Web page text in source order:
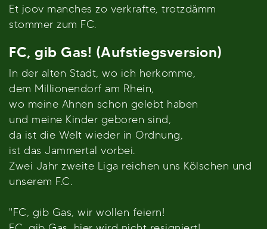
Et joov manches zo verkrafte, trotzdämm
stommer zum FC.
FC, gib Gas! (Aufstiegsversion)
In der alten Stadt, wo ich herkomme,
dem Millionendorf am Rhein,
wo meine Ahnen schon gelebt haben
und meine Kinder geboren sind,
da ist die Welt wieder in Ordnung,
ist das Jammertal vorbei.
Zwei Jahr zweite Liga reichen uns Kölschen und
unserem F.C.
"FC, gib Gas, wir wollen feiern!